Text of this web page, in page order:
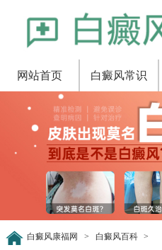
网站首页 白癜风常识
白癜风康福网 > 白癜风百科 >